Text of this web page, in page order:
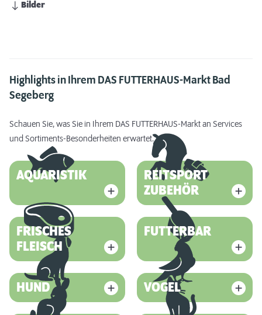
Bilder
Highlights in Ihrem DAS FUTTERHAUS-Markt Bad
Segeberg
Schauen Sie, was Sie in Ihrem DAS FUTTERHAUS-Markt an Services
und Sortiments-Besonderheiten erwartet.
AQUARISTIK
REITSPORT
ZUBEHÖR
FRISCHES
FLEISCH
FUTTERBAR
HUND VOGEL